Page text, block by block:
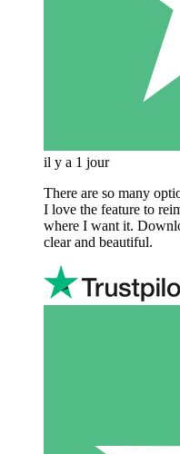
il y a 1 jour
There are so many
I love the feature to
where I want it.
clear and beautiful.